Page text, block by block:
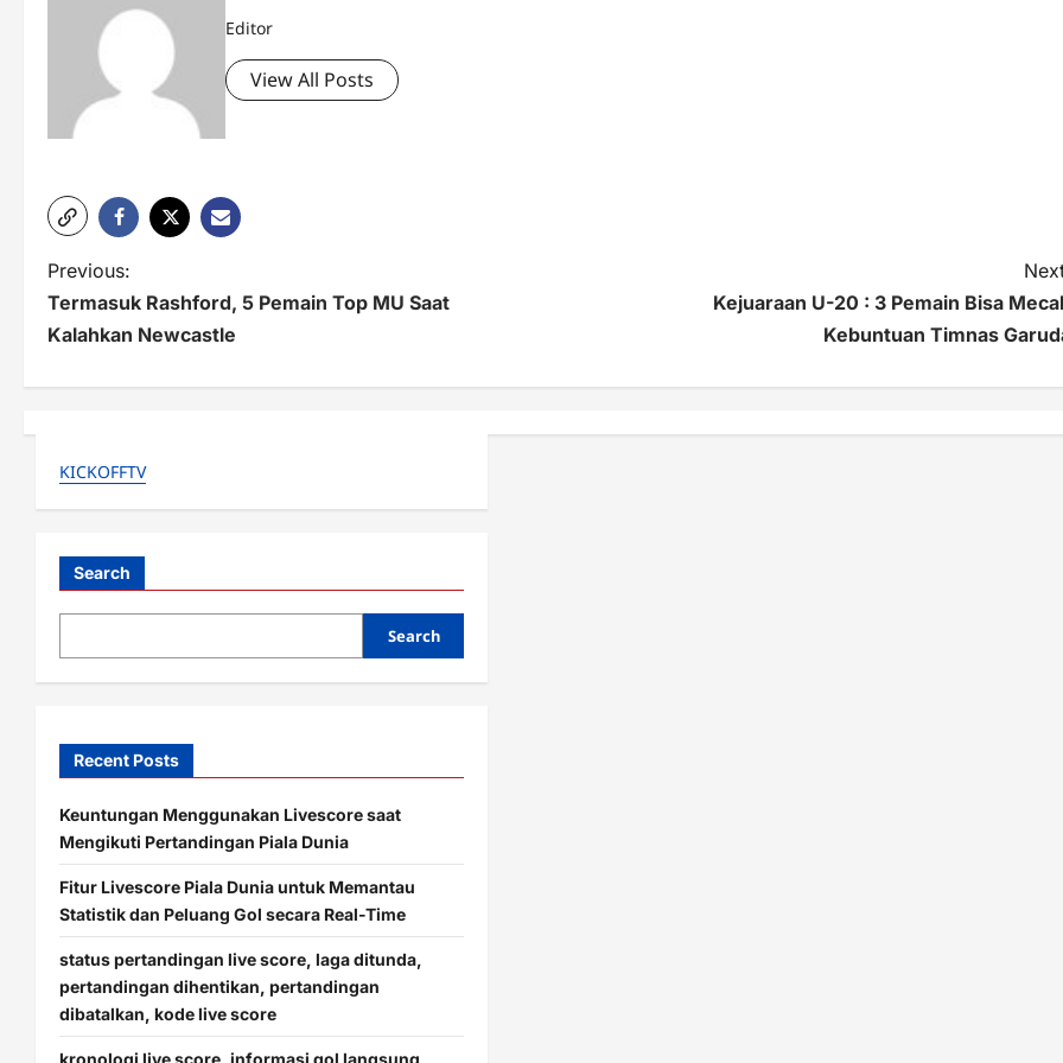
Editor
View All Posts
P
o
a
g
a
o
n
Previous:
Termasuk Rashford, 5 Pemain Top MU Saat
Kalahkan Newcastle
Kejuaraan U-20 : 3 Pemain Bisa
Kebuntuan Timnas
KICKOFFTV
Search
Search
Recent Posts
Keuntungan Menggunakan Livescore saat
Mengikuti Pertandingan Piala Dunia
Fitur Livescore Piala Dunia untuk Memantau
Statistik dan Peluang Gol secara Real-Time
status pertandingan live score, laga ditunda,
pertandingan dihentikan, pertandingan
dibatalkan, kode live score
kronologi live score, informasi gol langsung,